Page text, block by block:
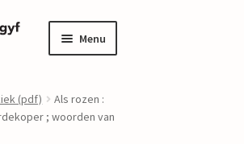
Menu
Submenu
(pdf)
Als rozen :
; woorden van